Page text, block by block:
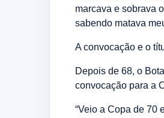
marcava e sobrava
sabendo matava
A convocação e o
Depois de 68, o
convocação para a
“Veio a Copa de 70